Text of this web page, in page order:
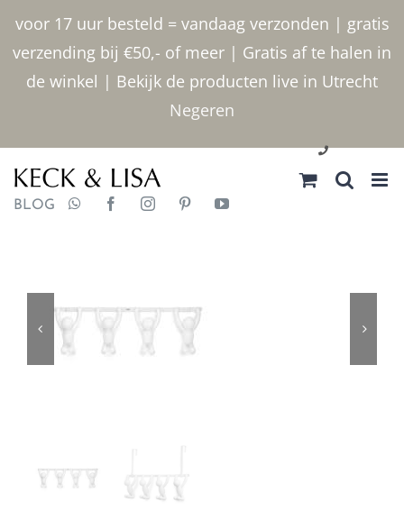
voor 17 uur besteld = vandaag verzonden | gratis
verzending bij €50,- of meer | Gratis af te halen in
de winkel | Bekijk de producten live in Utrecht
Negeren
inhoud
030 2400000
BLOG